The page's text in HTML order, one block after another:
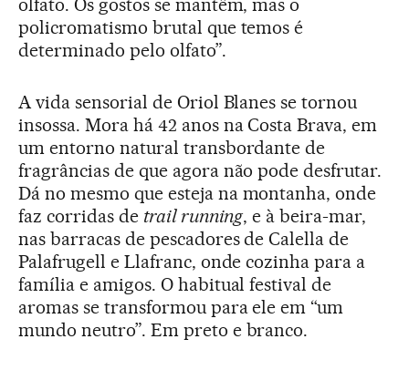
olfato. Os gostos se mantêm, mas o
policromatismo brutal que temos é
determinado pelo olfato”.
A vida sensorial de Oriol Blanes se tornou
insossa. Mora há 42 anos na Costa Brava, em
um entorno natural transbordante de
fragrâncias de que agora não pode desfrutar.
Dá no mesmo que esteja na montanha, onde
faz corridas de trail running, e à beira-mar,
nas barracas de pescadores de Calella de
Palafrugell e Llafranc, onde cozinha para a
família e amigos. O habitual festival de
aromas se transformou para ele em “um
mundo neutro”. Em preto e branco.